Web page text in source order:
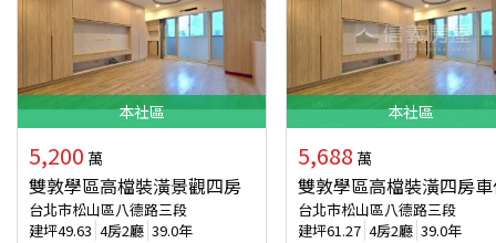
本社區
5,200 萬
雙敦學區高檔裝潢景觀四房
台北市松山區八德路三段
建坪49.63 4房2廳 39.0年
本社區
5,688 萬
雙敦學區高檔裝潢四房
台北市松山區八德路三段
建坪61.27 4房2廳 39.0年